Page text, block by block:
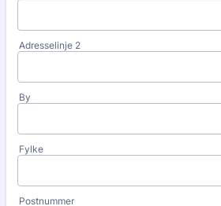
Adresselinje 2
By
Fylke
Postnummer